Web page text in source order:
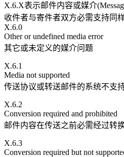
X.6.X表示邮件内容或媒介
收件者与寄件者双方必需支持同
X.6.0
Other or undefined media error
其它或未定义的媒介问题
X.6.1
Media not supported
传送协议或转送邮件的系统不支
X.6.2
Conversion required and prohibited
邮件内容在传送之前必需经过转
X.6.3
Conversion required but not